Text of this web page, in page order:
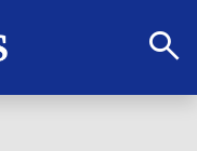
search